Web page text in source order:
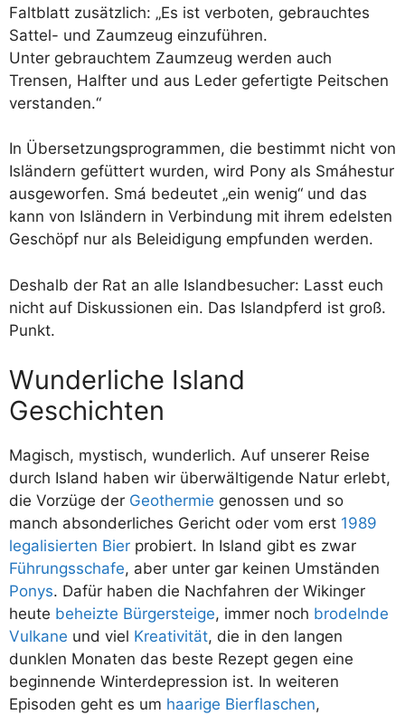
Faltblatt zusätzlich: „Es ist verboten, gebrauchtes
Sattel- und Zaumzeug einzuführen.
Unter gebrauchtem Zaumzeug werden auch
Trensen, Halfter und aus Leder gefertigte Peitschen
verstanden.“
In Übersetzungsprogrammen, die bestimmt nicht von
Isländern gefüttert wurden, wird Pony als Smáhestur
ausgeworfen. Smá bedeutet „ein wenig“ und das
kann von Isländern in Verbindung mit ihrem edelsten
Geschöpf nur als Beleidigung empfunden werden.
Deshalb der Rat an alle Islandbesucher: Lasst euch
nicht auf Diskussionen ein. Das Islandpferd ist groß.
Punkt.
Wunderliche Island
Geschichten
Magisch, mystisch, wunderlich. Auf unserer Reise
durch Island haben wir überwältigende Natur erlebt,
die Vorzüge der Geothermie genossen und so
manch absonderliches Gericht oder vom erst 1989
legalisierten Bier probiert. In Island gibt es zwar
Führungsschafe, aber unter gar keinen Umständen
Ponys. Dafür haben die Nachfahren der Wikinger
heute beheizte Bürgersteige, immer noch brodelnde
Vulkane und viel Kreativität, die in den langen
dunklen Monaten das beste Rezept gegen eine
beginnende Winterdepression ist. In weiteren
Episoden geht es um haarige Bierflaschen,